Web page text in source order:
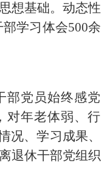
想基础。动态性
学习体会500余
部党员始终感党
对年老体弱、行
况、学习成果、
退休干部党组织